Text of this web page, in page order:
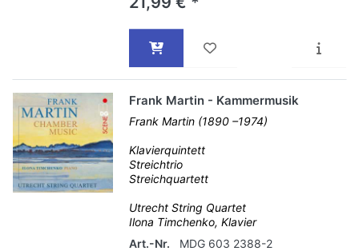
Frank Martin - Kammermusik
Frank Martin (1890 –1974)
Klavierquintett
Streichtrio
Streichquartett
Utrecht String Quartet
Ilona Timchenko, Klavier
Art.-Nr.
MDG 603 2388-2